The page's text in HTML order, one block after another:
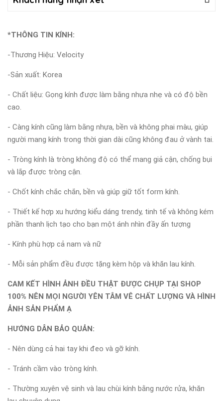
*THÔNG TIN KÍNH:
-Thương Hiệu: Velocity
-Sản xuất: Korea
- Chất liệu: Gọng kính được làm bằng nhựa nhẹ và có độ bền
cao.
- Càng kính cũng làm bằng nhựa, bền và không phai màu, giúp
người mang kính trong thời gian dài cũng không đau ở vành tai.
- Tròng kính là tròng không độ có thể mang giả cận, chống bụi
và lắp được tròng cận.
- Chốt kính chắc chắn, bền và giúp giữ tốt form kính.
- Thiết kế hợp xu hướng kiểu dáng trendy, tinh tế và không kém
phần thanh lịch tạo cho bạn một ánh nhìn đầy ấn tượng
- Kính phù hợp cả nam và nữ
- Mỗi sản phẩm đều được tặng kèm hộp và khăn lau kính.
CAM KẾT HÌNH ẢNH ĐỀU THẬT ĐƯỢC CHỤP TẠI SHOP
100% NÊN MỌI NGƯỜI YÊN TÂM VÊ CHẤT LƯỢNG VÀ HÌNH
ẢNH SẢN PHẨM Ạ
HƯỚNG DẪN BẢO QUẢN:
- Nên dùng cả hai tay khi đeo và gỡ kính.
- Tránh cầm vào tròng kính.
- Thường xuyên vệ sinh và lau chùi kính bằng nước rửa, khăn